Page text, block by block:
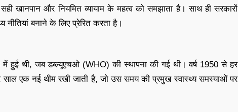
खानपान और नियमित व्यायाम के महत्व को समझाता है। साथ ही सरकारों
बनाने के लिए प्रेरित करता है।
हुई थी, जब डब्ल्यूएचओ (WHO) की स्थापना की गई थी। वर्ष 1950 से हर
एक नई थीम रखी जाती है, जो उस समय की प्रमुख स्वास्थ्य समस्याओं पर